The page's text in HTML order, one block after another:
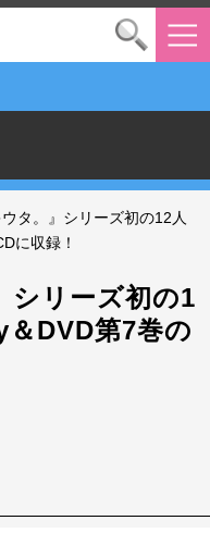
タ。』シリーズ初の12人
に収録！
シリーズ初の1
DVD第7巻の